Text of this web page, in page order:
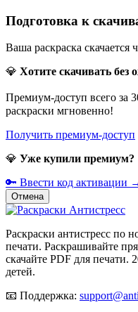
Подготовка к
Ваша раскраска скачается
💎 Хотите скачивать без
Премиум-доступ всего за
раскраски мгновенно!
Получить премиум-доступ
💎 Уже купили премиум?
🔑 Ввести код активации
Отмена
Раскраски антистресс по
печати. Раскрашивайте
скачайте PDF для печати.
детей.
📧 Поддержка: